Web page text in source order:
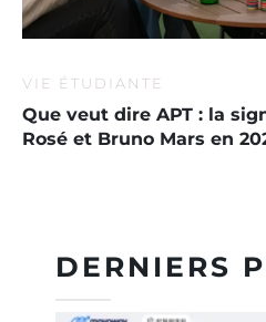
DERNIERS
VIE ÉTUDIANTE
Que veut dire APT : la
Rosé et Bruno Mars en